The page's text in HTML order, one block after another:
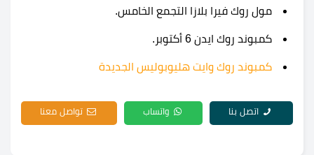
مول روك فيرا بلازا التجمع الخامس.
كمبوند روك ايدن 6 أكتوبر.
كمبوند روك وايت هليوبوليس الجديدة
اتصل بنا واتساب تواصل معنا